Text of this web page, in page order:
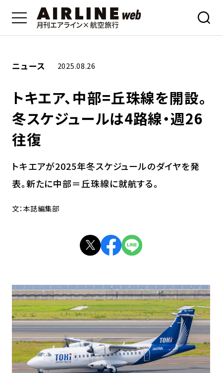
ニュース 2025.08.26
トキエア、中部=丘珠線を開設。
冬スケジュールは4路線・週26
往復
トキエアが2025年冬スケジュールのダイヤを発
表。新たに中部＝丘珠線に就航する。
文：本誌編集部